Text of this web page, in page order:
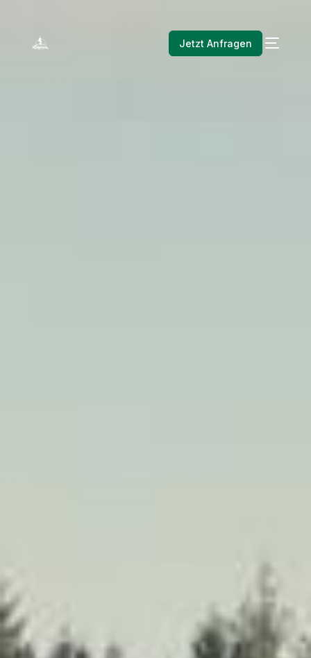
Jetzt Anfragen